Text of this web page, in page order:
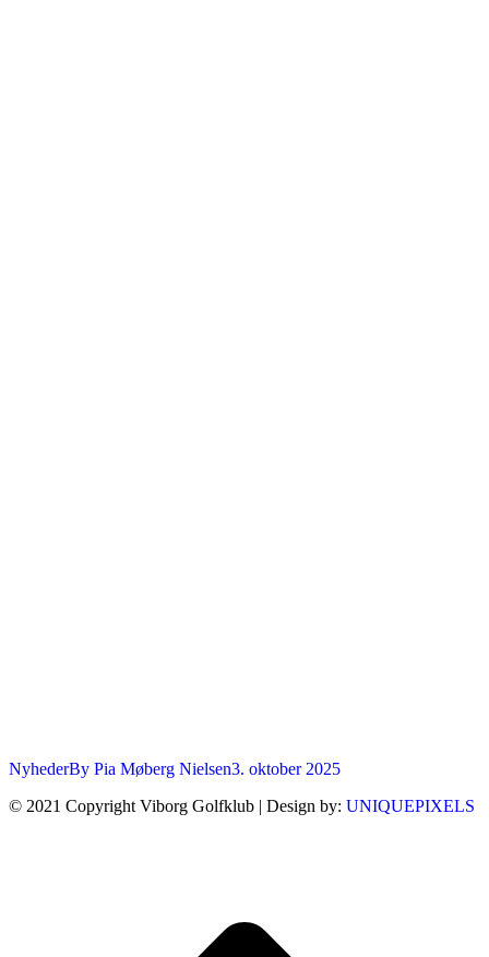
NyhederBy Pia Møberg Nielsen3. oktober 2025
© 2021 Copyright Viborg Golfklub | Design by: UNIQUEPIXELS